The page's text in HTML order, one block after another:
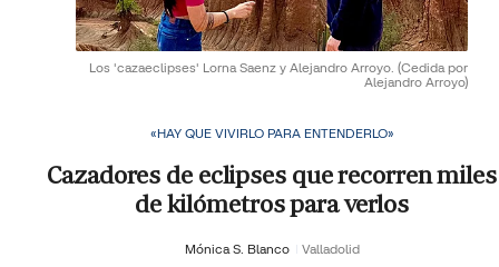
Los 'cazaeclipses' Lorna Saenz y Alejandro Arroyo. (Cedida por
Alejandro Arroyo)
«HAY QUE VIVIRLO PARA ENTENDERLO»
Cazadores de eclipses que recorren miles
de kilómetros para verlos
Mónica S. Blanco Valladolid